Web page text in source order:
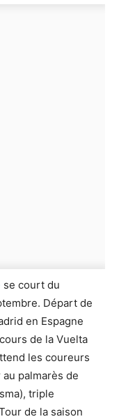
se court du
Départ de
en Espagne
de la Vuelta
les coureurs
palmarès de
triple
de la saison